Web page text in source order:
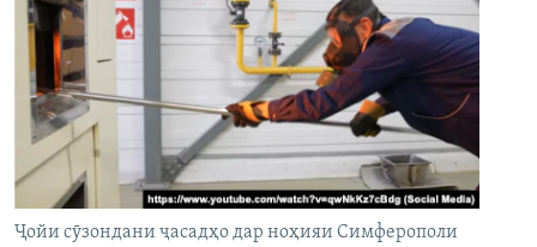
Ҷойи сӯзондани ҷасадҳо дар ноҳияи Симферополи